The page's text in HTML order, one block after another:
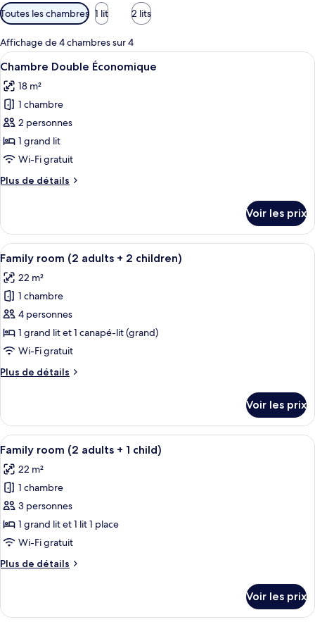
Filtres
disponibles
pour
les
chambres
Toutes les chambres 1 lit 2 lits
Affichage de 4 chambres sur 4
Afficher
toutes
les
photos
pour
ce
type
chambre :
Économique
Chambre Double Économique |
7
Chambre Double Économique
18 m²
1 chambre
2 personnes
1 grand lit
Wi-Fi gratuit
Plus de détails
Plus
le
type
de
chambre
Chambre
Double
Voir les prix
Afficher
toutes
les
photos
pour
ce
type
chambre :
(2
adults
+
2
children)
Une chambre d’hôtel avec un lit, un
8
Family room (2 adults + 2 children)
22 m²
1 chambre
4 personnes
1 grand lit et 1 canapé-lit (grand)
Wi-Fi gratuit
Plus de détails
Plus
le
type
de
chambre
Family
room
adults
+
children)
Voir les prix
Afficher
toutes
les
photos
pour
ce
type
chambre :
Une chambre d’hôtel avec un lit, un
8
Family room (2 adults + 1 child)
22 m²
1 chambre
3 personnes
1 grand lit et 1 lit 1 place
Wi-Fi gratuit
Plus de détails
Plus
le
Voir les prix